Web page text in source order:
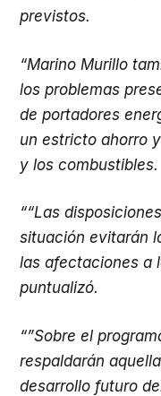
previstos.
“Marino Murillo
los problemas
de portadores
un estricto ahorro
y los combustibles.
““Las
situación evitarán
las afectaciones a
puntualizó.
“”Sobre el
respaldarán
desarrollo futuro